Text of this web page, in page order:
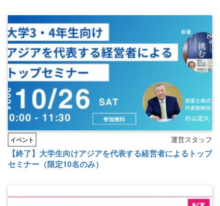
イベント 運営スタッフ
【終了】大学生向けアジアを代表する経営者によるトップ
セミナー（限定10名のみ）